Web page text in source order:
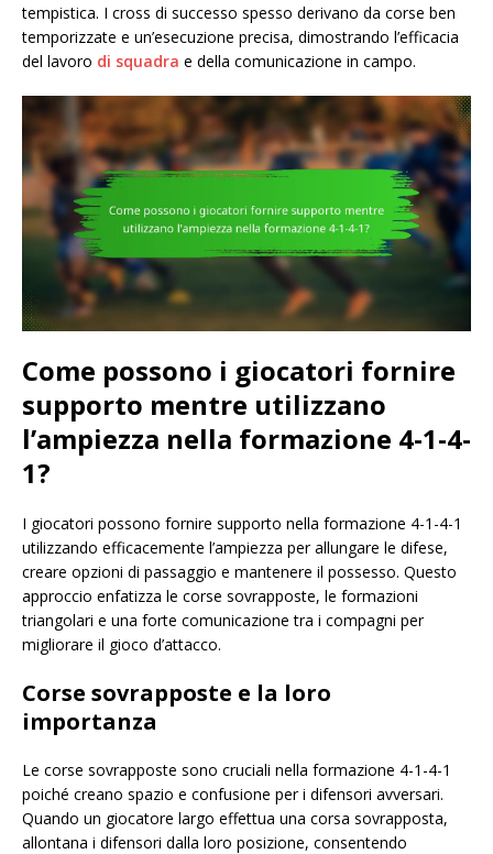
tempistica. I cross di successo spesso derivano da corse ben
temporizzate e un’esecuzione precisa, dimostrando l’efficacia
del lavoro di squadra e della comunicazione in campo.
Come possono i giocatori fornire
supporto mentre utilizzano
l’ampiezza nella formazione 4-1-4-
1?
I giocatori possono fornire supporto nella formazione 4-1-4-1
utilizzando efficacemente l’ampiezza per allungare le difese,
creare opzioni di passaggio e mantenere il possesso. Questo
approccio enfatizza le corse sovrapposte, le formazioni
triangolari e una forte comunicazione tra i compagni per
migliorare il gioco d’attacco.
Corse sovrapposte e la loro
importanza
Le corse sovrapposte sono cruciali nella formazione 4-1-4-1
poiché creano spazio e confusione per i difensori avversari.
Quando un giocatore largo effettua una corsa sovrapposta,
allontana i difensori dalla loro posizione, consentendo